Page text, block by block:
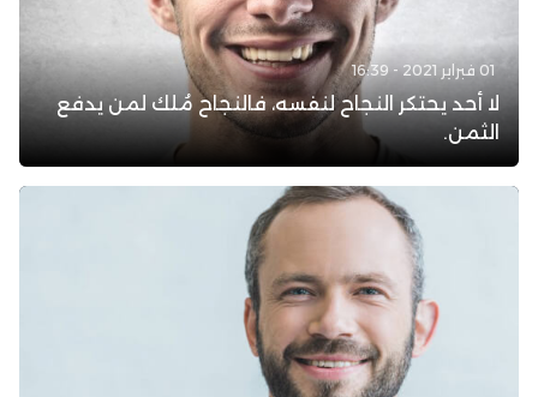
01 فبراير 2021 - 16:39
لا أحد يحتكر النجاح لنفسه، فالنجاح مُلك لمن يدفع
الثمن.